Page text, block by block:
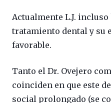
Actualmente L.J.
tratamiento dental y su
favorable.
Tanto el Dr. Ovejero
coinciden en que este
social prolongado (se